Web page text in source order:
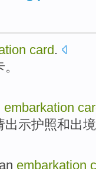
card.
。
embarkation
出示护照和出境
an embarkation